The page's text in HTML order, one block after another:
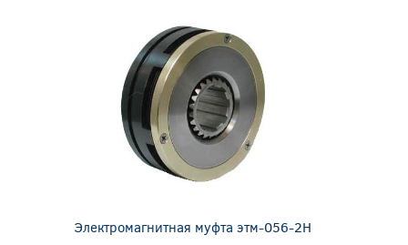
Электромагнитная муфта этм-056-2Н